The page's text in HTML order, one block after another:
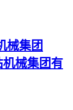
械集团